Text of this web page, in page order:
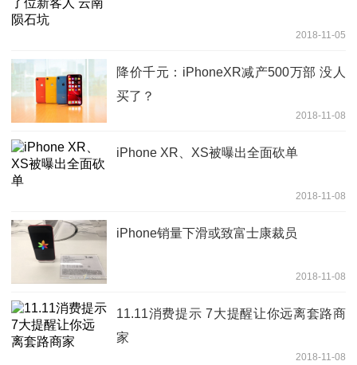
2018-11-05
降价千元：iPhoneXR减产500万部 没人
买了？
2018-11-08
iPhone XR、XS被曝出全面砍单
2018-11-08
iPhone销量下滑或致富士康裁员
2018-11-08
11.11消费提示 7大提醒让你远离套路商
家
2018-11-08